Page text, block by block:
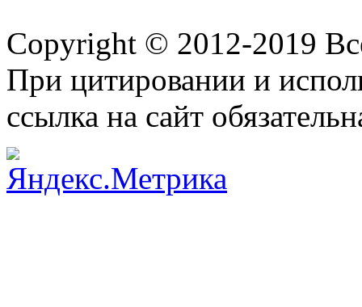
Copyright © 2012-2019
При цитировании и
ссылка на сайт